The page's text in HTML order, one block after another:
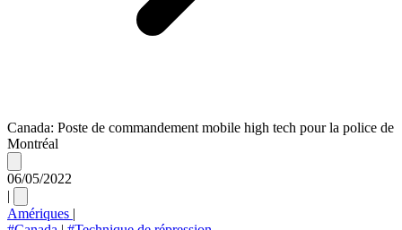
Canada: Poste de commandement mobile high tech pour la police de
Montréal
06/05/2022
|
Amériques |